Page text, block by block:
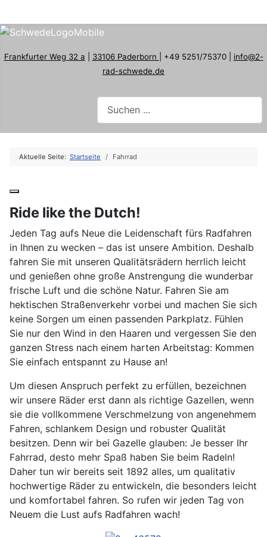
Frankfurter Weg 32 a 33106 Paderborn | +49 5251/75370 | info@2-
rad-schwede.de
Aktuelle Seite: Startseite Fahrrad
Ride like the Dutch!
Jeden Tag aufs Neue die Leidenschaft fürs Radfahren
in Ihnen zu wecken – das ist unsere Ambition. Deshalb
fahren Sie mit unseren Qualitätsrädern herrlich leicht
und genießen ohne große Anstrengung die wunderbar
frische Luft und die schöne Natur. Fahren Sie am
hektischen Straßenverkehr vorbei und machen Sie sich
keine Sorgen um einen passenden Parkplatz. Fühlen
Sie nur den Wind in den Haaren und vergessen Sie den
ganzen Stress nach einem harten Arbeitstag: Kommen
Sie einfach entspannt zu Hause an!
Um diesen Anspruch perfekt zu erfüllen, bezeichnen
wir unsere Räder erst dann als richtige Gazellen, wenn
sie die vollkommene Verschmelzung von angenehmem
Fahren, schlankem Design und robuster Qualität
besitzen. Denn wir bei Gazelle glauben: Je besser Ihr
Fahrrad, desto mehr Spaß haben Sie beim Radeln!
Daher tun wir bereits seit 1892 alles, um qualitativ
hochwertige Räder zu entwickeln, die besonders leicht
und komfortabel fahren. So rufen wir jeden Tag von
Neuem die Lust aufs Radfahren wach!